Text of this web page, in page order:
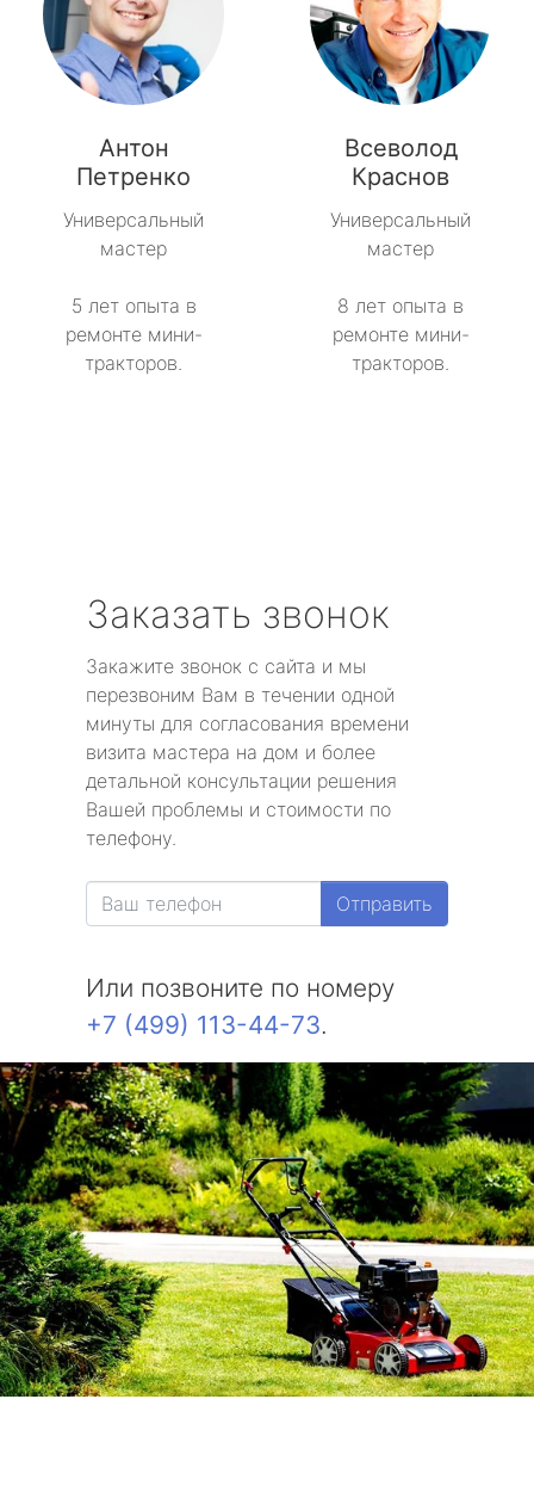
Антон
Петренко
Универсальный
мастер
5 лет опыта в
ремонте мини-
тракторов.
Всеволод
Краснов
Универсальный
мастер
8 лет опыта в
ремонте мини-
тракторов.
Заказать звонок
Закажите звонок с сайта и мы
перезвоним Вам в течении одной
минуты для согласования времени
визита мастера на дом и более
детальной консультации решения
Вашей проблемы и стоимости по
телефону.
Отправить
Или позвоните по номеру
+7 (499) 113-44-73.